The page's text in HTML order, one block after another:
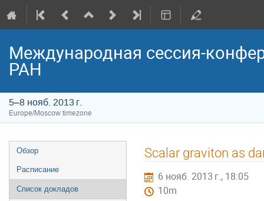
Международная сессия-
РАН
5–8 нояб. 2013 г.
Europe/Moscow timezone
Event
menu
Обзор
Расписание
Список докладов
Scalar graviton as
6 нояб. 2013 г., 18:05
10m